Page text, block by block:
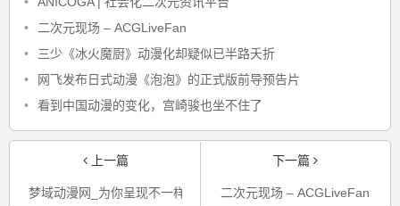
•
二次元现场 – ACGLiveFan
•
三少《冰火魔厨》动漫化却疑似已半路夭折
•
网飞发布日式动漫《泡泡》的正式版前导预告片
•
看到中国动漫的变化，宫崎骏也坐不住了
上一篇
梦域动漫网_为你呈现不一样的ACG情报
下一篇
二次元现场 – ACGLiveFan